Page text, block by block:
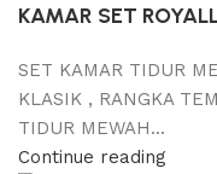
KAMAR SET
SET KAMAR TIDUR
KLASIK , RANGKA
TIDUR MEWAH...
Continue reading